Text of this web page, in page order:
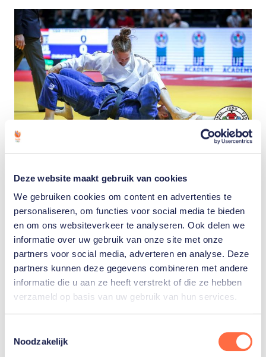
Deze website maakt gebruik van cookies
We gebruiken cookies om content en advertenties te
personaliseren, om functies voor social media te bieden
en om ons websiteverkeer te analyseren. Ook delen we
informatie over uw gebruik van onze site met onze
partners voor social media, adverteren en analyse. Deze
partners kunnen deze gegevens combineren met andere
informatie die u aan ze heeft verstrekt of die ze hebben
verzameld op basis van uw gebruik van hun services.
Noodzakelijk
Lees hier alles wat je moet weten om het judo
goed te kunnen volgen.
Lees hier de regels